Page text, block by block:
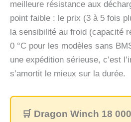
meilleure résistance aux
point faible : le prix (3 à 5 fois
la sensibilité au froid (capacité
0 °C pour les modèles sans
une expédition sérieuse, c’est
s’amortit le mieux sur la durée.
🛒 Dragon Winch 18